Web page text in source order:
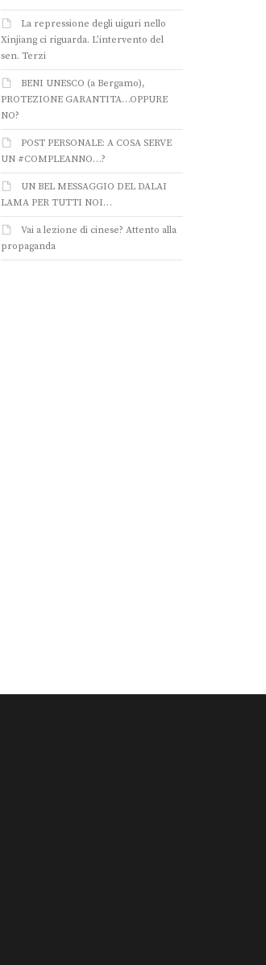
La repressione degli uiguri nello
Xinjiang ci riguarda. L’intervento del
sen. Terzi
BENI UNESCO (a Bergamo),
PROTEZIONE GARANTITA…OPPURE
NO?
POST PERSONALE: A COSA SERVE
UN #COMPLEANNO…?
UN BEL MESSAGGIO DEL DALAI
LAMA PER TUTTI NOI…
Vai a lezione di cinese? Attento alla
propaganda